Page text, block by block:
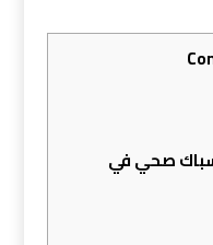
سباك صحي في